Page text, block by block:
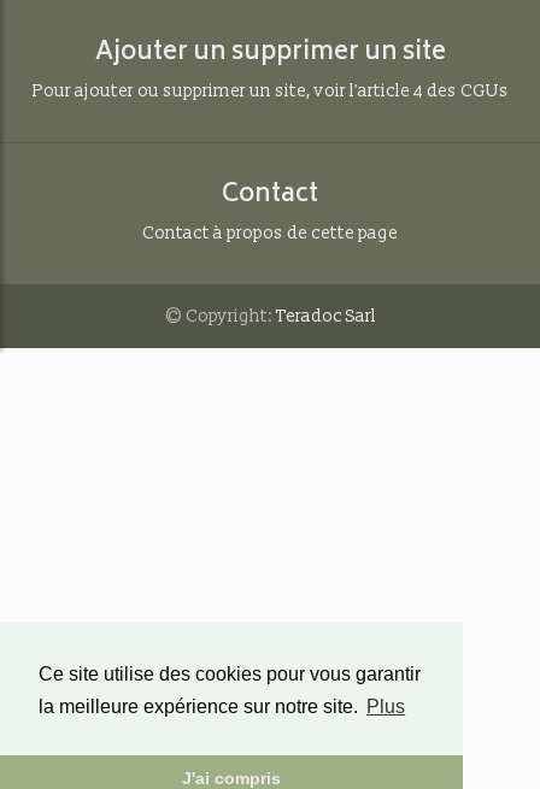
Ce site utilise des cookies pour vous garantir
la meilleure expérience sur notre site. Plus
J'ai compris
Ajouter un supprimer un site
Pour ajouter ou supprimer un site, voir l'article 4 des CGUs
Contact
Contact à propos de cette page
© Copyright:Teradoc Sarl